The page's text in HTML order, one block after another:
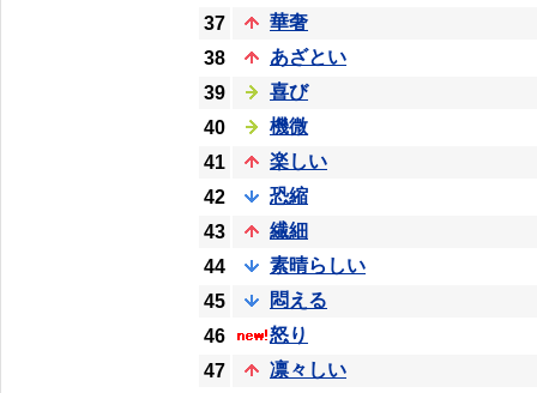
37
華奢
38
あざとい
39
喜び
40
機微
41
楽しい
42
恐縮
43
繊細
44
素晴らしい
45
悶える
46
怒り
47
凛々しい